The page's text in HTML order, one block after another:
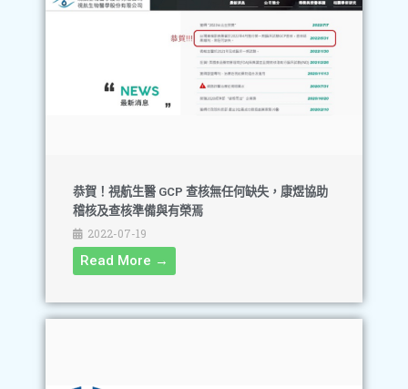
恭賀！視航生醫 GCP 查核無任何缺失，康煜協助
稽核及查核準備與有榮焉
2022-07-19
Read More →